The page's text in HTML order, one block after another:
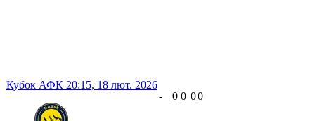
Кубок АФК 20:15, 18 лют. 2026
- 0 0 00